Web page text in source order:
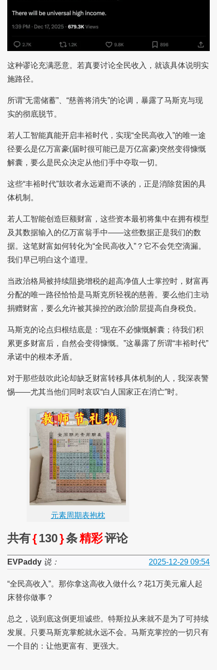
这种谬论充满恶意。若真要讨论全民收入，就该具体说明实
施路径。
所谓“无需储蓄”、“慈善将消失”的论调，暴露了马斯克与现
实的彻底脱节。
若人工智能真能开启丰裕时代，实现“全民高收入”的唯一途
径要么是亿万富豪(届时很可能已是万亿富豪)突然变得慷慨
解囊，要么是民众决定从他们手中夺取一切。
这些“丰裕时代”鼓吹者永远避而不谈的，正是消除贫困的具
体机制。
若人工智能创造巨额财富，这些资本最初将集中在拥有模型
及其数据输入的亿万富翁手中——这些数据正是我们的数
据。这笔财富如何转化为“全民高收入”？它不会凭空滴漏。
我们早已明白这个道理。
当政治格局被持续阻挠增税的超高净值人士掌控时，财富再
分配的唯一路径恰恰是马斯克所轻视的慈善。要么他们主动
捐赠财富，要么允许被其操控的政治阶层提高自身税负。
马斯克的论点归根结底是：“现在不必慷慨解囊；待我们积
累更多财富后，自然会变得慷慨。”这暴露了所谓“丰裕时代”
承诺中的根本矛盾。
对于那些鼓吹此论却缺乏财富转移具体机制的人，我深表警
惕——尤其当他们同时哀叹“白人国家正在消亡”时。
元素周期表抱枕
共有{130}条精彩评论
EVPaddy说： 2025-12-29 09:54
“全民高收入”。那你拿这高收入做什么？花1万美元雇人起
床替你做事？
总之，说到底这倒更坦诚些。特斯拉从来就不是为了可持续
发展。只要马斯克掌舵就永远不会。马斯克掌控的一切只有
一个目的：让他更富有、更强大。